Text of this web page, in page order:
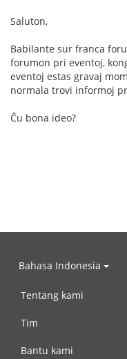
Saluton,
Babilante sur franca
forumon pri eventoj,
eventoj estas gravaj
normala trovi informoj
Ĉu bona ideo?
Bahasa Indonesia
Tentang kami
Tim
Bantu kami